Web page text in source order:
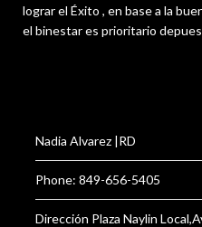
lograr el Éxito , en base a la
el binestar es prioritario
Nadia Alvarez |RD
Phone: 849-656-5405
Dirección Plaza Naylin